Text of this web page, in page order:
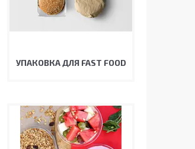
УПАКОВКА ДЛЯ FAST FOOD